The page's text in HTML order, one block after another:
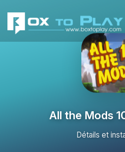
All the Mods
Détails et